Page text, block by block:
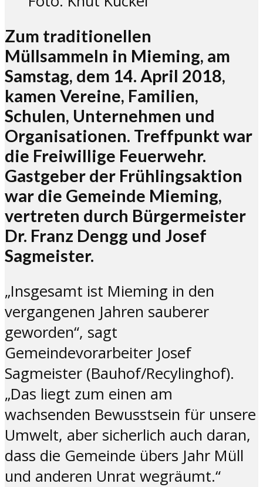
Zum traditionellen
Müllsammeln in Mieming, am
Samstag, dem 14. April 2018,
kamen Vereine, Familien,
Schulen, Unternehmen und
Organisationen. Treffpunkt war
die Freiwillige Feuerwehr.
Gastgeber der Frühlingsaktion
war die Gemeinde Mieming,
vertreten durch Bürgermeister
Dr. Franz Dengg und Josef
Sagmeister.
„Insgesamt ist Mieming in den
vergangenen Jahren sauberer
geworden“, sagt
Gemeindevorarbeiter Josef
Sagmeister (Bauhof/Recylinghof).
„Das liegt zum einen am
wachsenden Bewusstsein für unsere
Umwelt, aber sicherlich auch daran,
dass die Gemeinde übers Jahr Müll
und anderen Unrat wegräumt.“